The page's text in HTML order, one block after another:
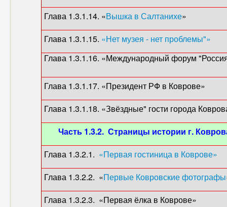
Глава 1.3.1.14. «Вышка в Салтанихе»
Глава 1.3.1.15. «Нет музея - нет проблемы"»
Глава 1.3.1.16. «Международный форум
Глава 1.3.1.17. «Президент РФ в
Глава 1.3.1.18. «Звёздные" гости города
Часть 1.3.2. Страницы истории г.
Глава 1.3.2.1. «Первая гостиница в Коврове»
Глава 1.3.2.2. «Первые Ковровские фотографы
Глава 1.3.2.3. «Первая ёлка в